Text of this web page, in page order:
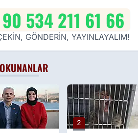
90 534 211 61 66
GÖNDERİN, YAYINLAYALIM!
2